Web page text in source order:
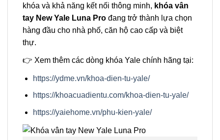
khóa và khả năng kết nối thông minh, khóa vân
tay New Yale Luna Pro đang trở thành lựa chọn
hàng đầu cho nhà phố, căn hộ cao cấp và biệt
thự.
👉 Xem thêm các dòng khóa Yale chính hãng tại:
https://ydme.vn/khoa-dien-tu-yale/
https://khoacuadientu.com/khoa-dien-tu-yale/
https://yaiehome.vn/phu-kien-yale/